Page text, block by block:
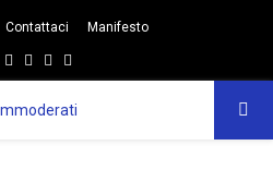
Contattaci Manifesto
Facebook
TwitterInstagram
Linkedin